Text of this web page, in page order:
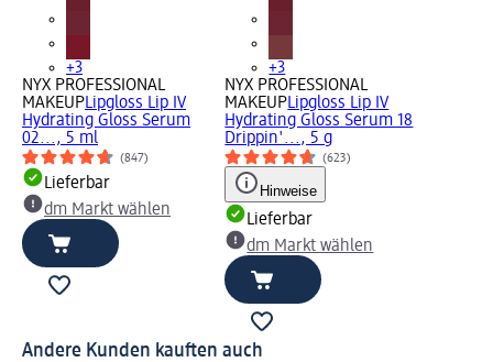
+3
NYX PROFESSIONAL
MAKEUPLipgloss Lip IV
Hydrating Gloss Serum
02..., 5 ml
(847)
Lieferbar
dm Markt wählen
+3
NYX PROFESSIONAL
MAKEUPLipgloss Lip IV
Hydrating Gloss Serum 18
Drippin'..., 5 g
(623)
Hinweise
Lieferbar
dm Markt wählen
Andere Kunden kauften auch